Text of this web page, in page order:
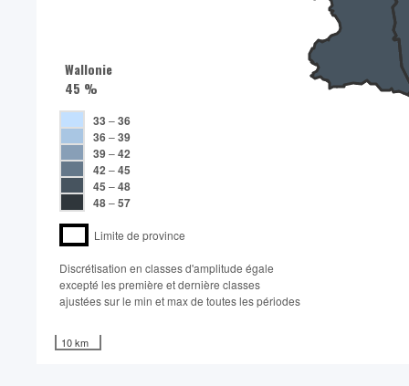
Wallonie
45 %
33 –36
36–39
39–42
42 –45
45 –48
48–57
Limite de province
Discrétisation en classes d'amplitude égale​
excepté les première et dernière classes
ajustées sur le min et max de toutes les périodes
10 km